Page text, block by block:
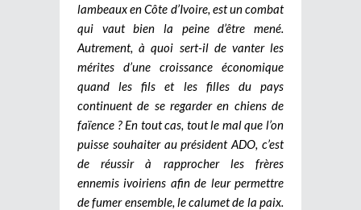
lambeaux en Côte d’Ivoire, est un combat
qui vaut bien la peine d’être mené.
Autrement, à quoi sert-il de vanter les
mérites d’une croissance économique
quand les fils et les filles du pays
continuent de se regarder en chiens de
faïence ? En tout cas, tout le mal que l’on
puisse souhaiter au président ADO, c’est
de réussir à rapprocher les frères
ennemis ivoiriens afin de leur permettre
de fumer ensemble, le calumet de la paix.